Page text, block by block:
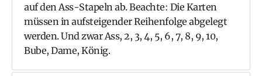
auf den Ass-Stapeln ab. Beachte: Die Karten
müssen in aufsteigender Reihenfolge abgelegt
werden. Und zwar Ass, 2, 3, 4, 5, 6, 7, 8, 9, 10,
Bube, Dame, König.